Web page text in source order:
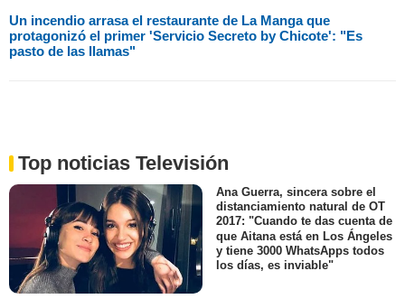
Un incendio arrasa el restaurante de La Manga que
protagonizó el primer 'Servicio Secreto by Chicote': "Es
pasto de las llamas"
Top noticias Televisión
Ana Guerra, sincera sobre el
distanciamiento natural de OT
2017: "Cuando te das cuenta de
que Aitana está en Los Ángeles
y tiene 3000 WhatsApps todos
los días, es inviable"